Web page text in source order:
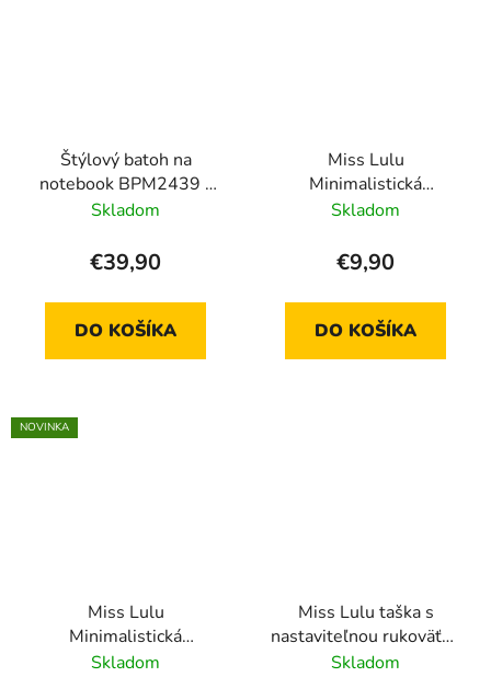
Štýlový batoh na
notebook BPM2439 -
čierny
Skladom
€39,90
DO KOŠÍKA
Miss Lulu
Minimalistická
vodeodolná crossbody
Skladom
€9,90
DO KOŠÍKA
NOVINKA
Miss Lulu
Minimalistická
vodeodolná crossbody
Skladom
Miss Lulu taška s
nastaviteľnou rukoväťou
LM1642 - čierna
Skladom